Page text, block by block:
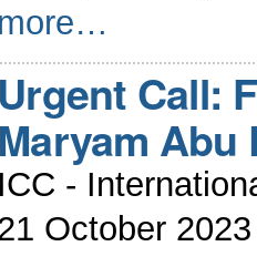
more…
Urgent Call:
Maryam Abu
ICC -
October 2023